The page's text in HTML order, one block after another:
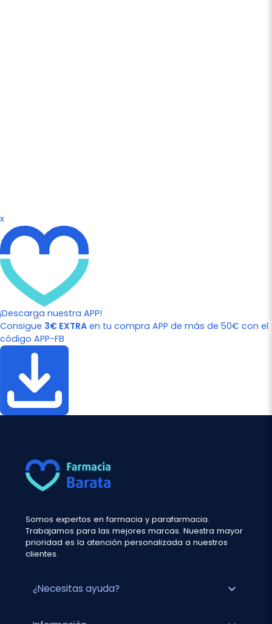
x
¡Descarga nuestra APP!
Consigue 3€ EXTRA en tu compra APP de más de 50€ con el
código APP-FB
Somos expertos en farmacia y parafarmacia.
Trabajamos para las mejores marcas. Nuestra mayor
prioridad es la atención personalizada a nuestros
clientes.
¿Necesitas ayuda? expand_more